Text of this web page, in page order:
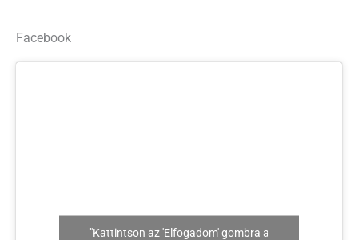
Facebook
"Kattintson az 'Elfogadom' gombra a